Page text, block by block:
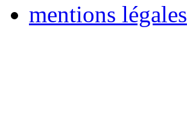
mentions légales